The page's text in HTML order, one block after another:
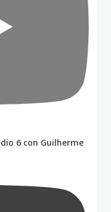
6 con Guilherme